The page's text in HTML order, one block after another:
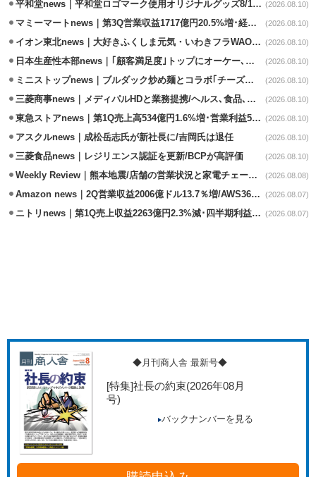
平和堂news｜平和堂ロゴマーク使用オリジナルグッズ8/10販売開始 (2026.08.10)
マミーマートnews｜第3Q営業収益1717億円20.5%増･経常利益3.6%増 (2026.08.10)
イオン東北news｜大好きふくしま元気・いわきフラWAONの利用金額一部寄付 (2026.08.10)
日本生産性本部news｜｢顧客満足度｣トップにオーケー､コスモス薬品など選出 (2026.08.10)
ミニストップnews｜ブルダック炒め麺とコラボ｢チーズハットグ｣8/7発売 (2026.08.10)
三菱商事news｜メディパルHDと業務提携/ヘルス､食品､日用品で協業 (2026.08.10)
東急ストアnews｜第1Q売上高534億円1.6%増･営業利益5億円13.3%減 (2026.08.10)
アスクルnews｜成松岳志氏が新社長に/吉岡氏は退任 (2026.08.10)
三菱食品news｜レジリエンス認証を更新/BCPが高評価 (2026.08.10)
Weekly Review｜熊本地震/店舗の営業状況と家電チェーンの支援策 (2026.08.08)
Amazon news｜2Q営業収益2006億ドル13.7％増/AWS36.8％％増が貢献 (2026.08.07)
ニトリnews｜第1Q売上収益2263億円2.3%減･四半期利益1.4％減 (2026.08.07)
◆月刊商人舎 最新号◆
[特集]社長の約束(2026年08月
号)
バックナンバーを見る